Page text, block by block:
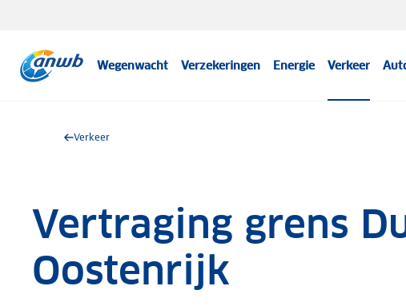
Wegenwacht Verzekeringen Energie Verkeer
Verkeer
Vertraging grens
Oostenrijk